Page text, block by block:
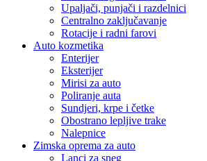
Upaljači, punjači i razdelnici
Centralno zaključavanje
Rotacije i radni farovi
Auto kozmetika
Enterijer
Eksterijer
Mirisi za auto
Poliranje auta
Sundjeri, krpe i četke
Obostrano lepljive trake
Nalepnice
Zimska oprema za auto
Lanci za sneg